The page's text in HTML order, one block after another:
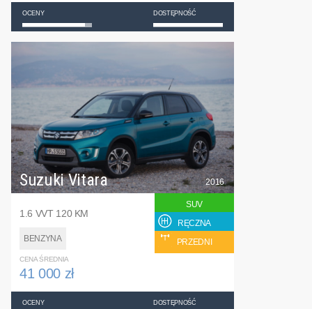
OCENY DOSTĘPNOŚĆ
Suzuki Vitara
1.6 VVT 120 KM
BENZYNA
2016
SUV
RĘCZNA
PRZEDNI
CENA ŚREDNIA
41 000 zł
OCENY DOSTĘPNOŚĆ